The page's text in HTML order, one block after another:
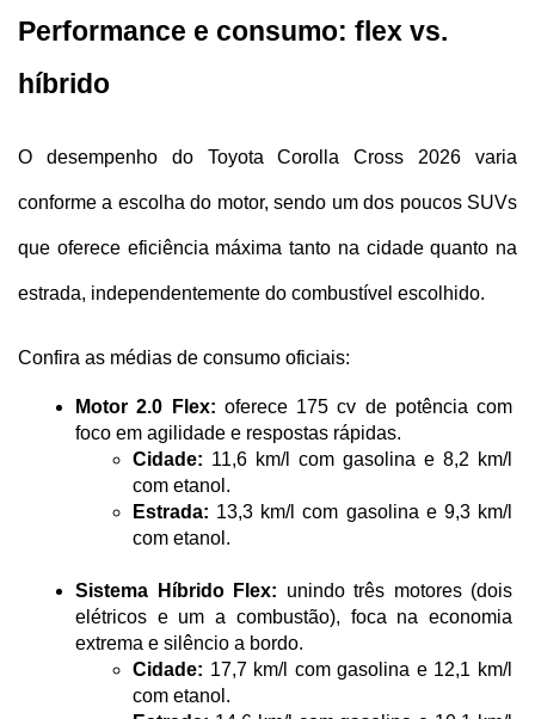
Performance e consumo: flex vs.
híbrido
O desempenho do Toyota Corolla Cross 2026 varia
conforme a escolha do motor, sendo um dos poucos SUVs
que oferece eficiência máxima tanto na cidade quanto na
estrada, independentemente do combustível escolhido.
Confira as médias de consumo oficiais:
Motor 2.0 Flex: oferece 175 cv de potência com
foco em agilidade e respostas rápidas.
Cidade: 11,6 km/l com gasolina e 8,2 km/l
com etanol.
Estrada: 13,3 km/l com gasolina e 9,3 km/l
com etanol.
Sistema Híbrido Flex: unindo três motores (dois
elétricos e um a combustão), foca na economia
extrema e silêncio a bordo.
Cidade: 17,7 km/l com gasolina e 12,1 km/l
com etanol.